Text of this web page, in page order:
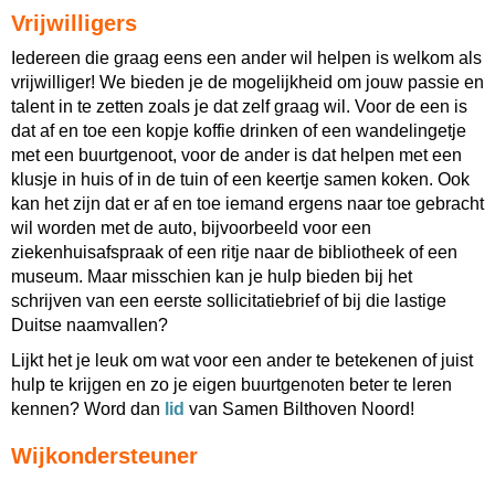
Vrijwilligers
edereen die graag eens een ander wil helpen is welkom als
vrijwilliger! We bieden je de mogelijkheid om jouw passie en
talent in te zetten zoals je dat zelfgraag wil. Voor de een is
dat af en toe een kopje koffie drinken of een wandelingetje
met een buurtgenoot, voor de ander is dat helpen met een
klusje in huis of in de tuin of een keertje samen koken. Ook
kan het zijn dat er af en toe iemand ergens naar toe gebracht
wil worden met de auto, bijvoorbeeld voor een
ziekenhuisafspraak of een ritje naar de bibliotheek of een
museum. Maar misschien kan je hulp bieden bij het
schrijven van een eerste sollicitatiebrief of bij die lastige
Duitse naamvallen?
Lijkt het je leuk om wat voor een ander te betekenen of juist
hulp te krijgen en zo je eigen buurtgenoten beter te leren
kennen? Word dan lid van Samen Bilthoven Noord!
Wijkondersteuner